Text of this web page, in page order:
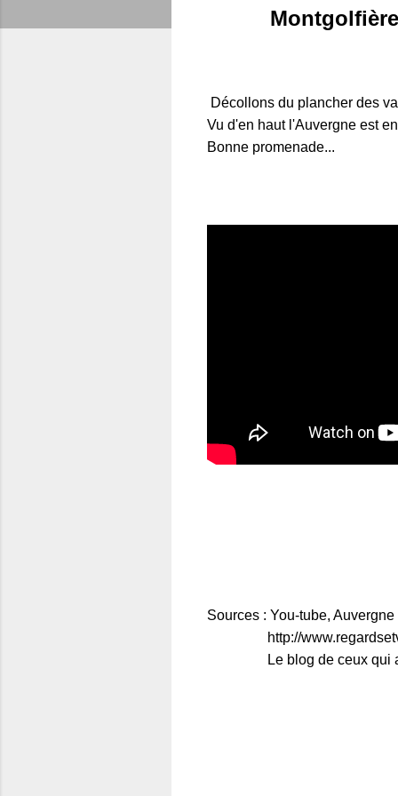
Décollons du plancher des
Vu d'en haut l'Auvergne est
Bonne promenade...
Sources : You-tube,
http://
Le blog de ceux qui